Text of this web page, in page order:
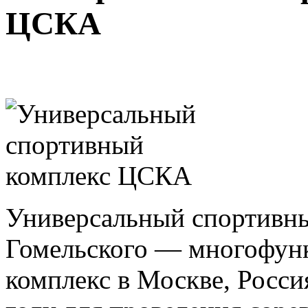
ЦСКА
Универсальный
Гомельского —
комплекс в Москве,